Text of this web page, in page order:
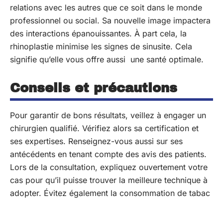
relations avec les autres que ce soit dans le monde
professionnel ou social. Sa nouvelle image impactera
des interactions épanouissantes. À part cela, la
rhinoplastie minimise les signes de sinusite. Cela
signifie qu’elle vous offre aussi une santé optimale.
Conseils et précautions
Pour garantir de bons résultats, veillez à engager un
chirurgien qualifié. Vérifiez alors sa certification et
ses expertises. Renseignez-vous aussi sur ses
antécédents en tenant compte des avis des patients.
Lors de la consultation, expliquez ouvertement votre
cas pour qu’il puisse trouver la meilleure technique à
adopter. Évitez également la consommation de tabac